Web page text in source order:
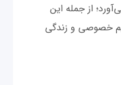
از جمله این
خصوصی و زندگی